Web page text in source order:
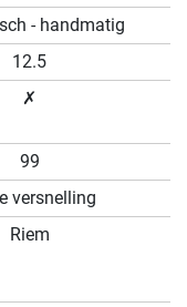
- handmatig
12.5
✗
99
versnelling
Riem